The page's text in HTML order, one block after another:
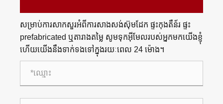
សម្រាប់ការសាកសួរអំពីការសាងសង់ស៊ុមដែក ផ្ទះកុងតឺន័រ ផ្ទះ
prefabricated ឬតារាងតម្លៃ សូមទុកអ៊ីមែលរបស់អ្នកមកយើងខ្ញុំ
ហើយយើងនឹងទាក់ទងទៅក្នុងរយៈពេល 24 ម៉ោង។